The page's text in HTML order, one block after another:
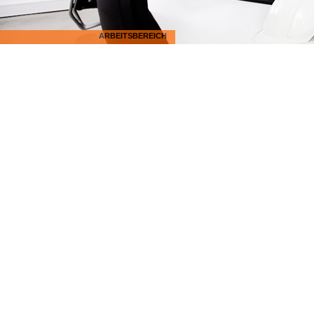
ARBEITSBEREICH